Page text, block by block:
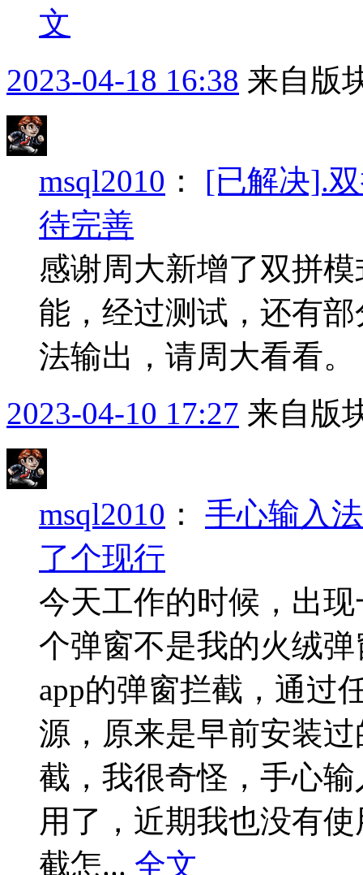
文
2023-04-18 16:38 来自版
msql2010 ： [已解决].
待完善
感谢周大新增了双拼
能，经过测试，还有
法输出，请周大看看
2023-04-10 17:27 来自版
msql2010 ： 手心输入
了个现行
今天工作的时候，出
个弹窗不是我的火绒
app的弹窗拦截，通过
源，原来是早前安装
截，我很奇怪，手心
用了，近期我也没有
截怎... 全文